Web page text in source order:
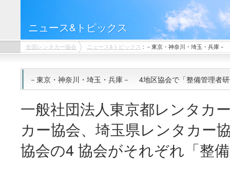
ニュース&トピックス
全国レンタカー協会 ニュース&トピックス : －東京・神奈川・埼玉・兵庫
－東京・神奈川・埼玉・兵庫－ 4地区協会で「整備管理者
一般社団法人東京都レンタカ
カー協会、埼玉県レンタカー
協会の4 協会がそれぞれ「整